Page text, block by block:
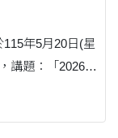
年5月20日(星
講題：「2026臺
學習分享」，請
臺....